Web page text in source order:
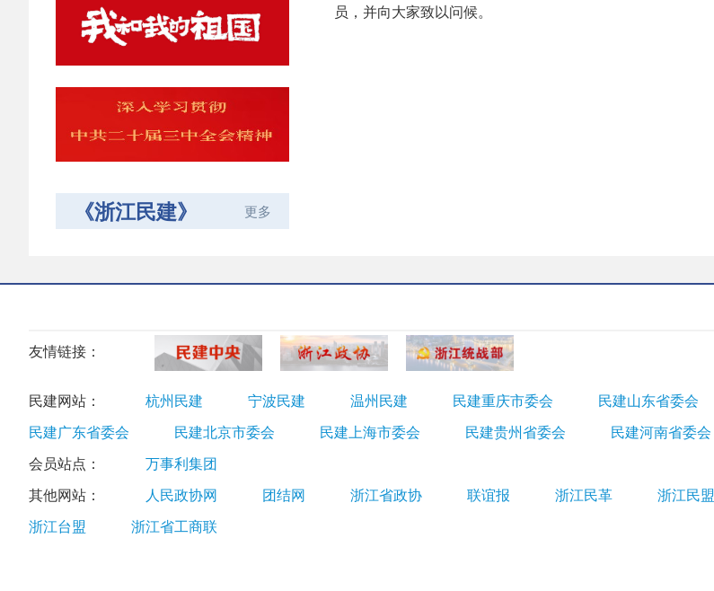
《浙江民建》 更多
员，并向大家致以问候。
友情链接：
民建网站： 杭州民建 宁波民建 温州民建 民建重庆市委会 民建山东省委会
民建广东省委会
民建北京市委会 民建上海市委会 民建贵州省委会 民建河南省委会
会员站点：
万事利集团
其他网站：
人民政协网 团结网 浙江省政协 联谊报 浙江民革 浙江民盟
浙江台盟
浙江省工商联